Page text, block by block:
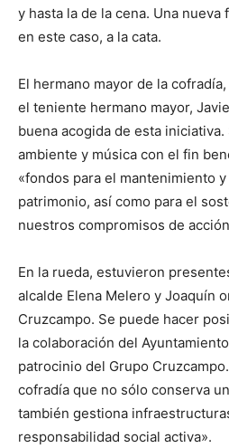
y hasta la de la cena. Una nueva
en este caso, a la cata.
El hermano mayor de la
el teniente hermano mayor,
buena acogida de esta iniciativa.
ambiente y música con el fin
«fondos para el mantenimiento
patrimonio, así como para el
nuestros compromisos de
En la rueda, estuvieron
alcalde Elena Melero y Joaquín
Cruzcampo. Se puede hacer
la colaboración del
patrocinio del Grupo
cofradía que no sólo conserva
también gestiona
responsabilidad social activa».